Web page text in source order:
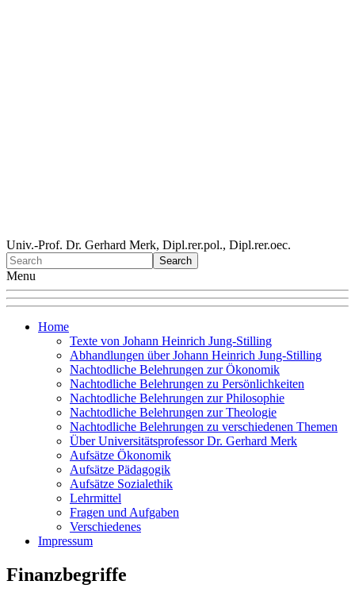
Univ.-Prof. Dr. Gerhard Merk, Dipl.rer.pol., Dipl.rer.oec.
Menu
Home
Texte von Johann Heinrich Jung-Stilling
Abhandlungen über Johann Heinrich Jung-Stilling
Nachtodliche Belehrungen zur Ökonomik
Nachtodliche Belehrungen zu Persönlichkeiten
Nachtodliche Belehrungen zur Philosophie
Nachtodliche Belehrungen zur Theologie
Nachtodliche Belehrungen zu verschiedenen Themen
Über Universitätsprofessor Dr. Gerhard Merk
Aufsätze Ökonomik
Aufsätze Pädagogik
Aufsätze Sozialethik
Lehrmittel
Fragen und Aufgaben
Verschiedenes
Impressum
Finanzbegriffe